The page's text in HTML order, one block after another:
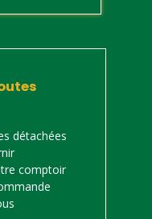
détachées
comptoir